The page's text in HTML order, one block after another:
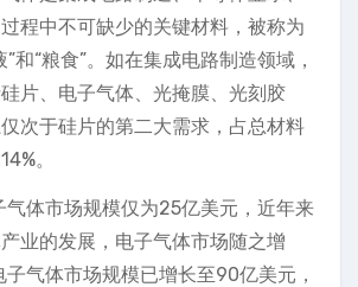
程中不可缺少的关键材料，被称为
和“粮食”。如在集成电路制造领域，
片、电子气体、光掩膜、光刻胶
次于硅片的第二大需求，占总材料
。
气体市场规模仅为25亿美元，近年来
业的发展，电子气体市场随之增
气体市场规模已增长至90亿美元，